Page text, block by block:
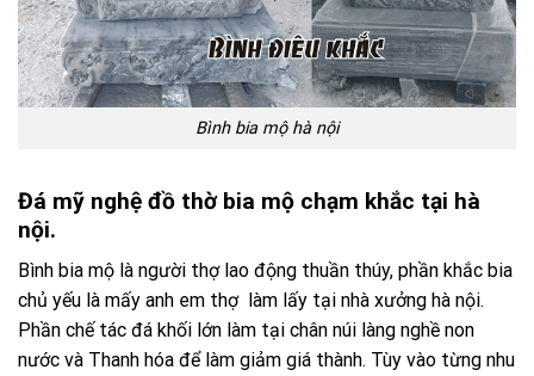
Bình bia mộ hà nội
Đá mỹ nghệ đồ thờ bia mộ chạm khắc tại hà
nội.
Bình bia mộ là người thợ lao động thuần thúy, phần khắc bia
chủ yếu là mấy anh em thợ làm lấy tại nhà xưởng hà nội.
Phần chế tác đá khối lớn làm tại chân núi làng nghề non
nước và Thanh hóa để làm giảm giá thành. Tùy vào từng nhu